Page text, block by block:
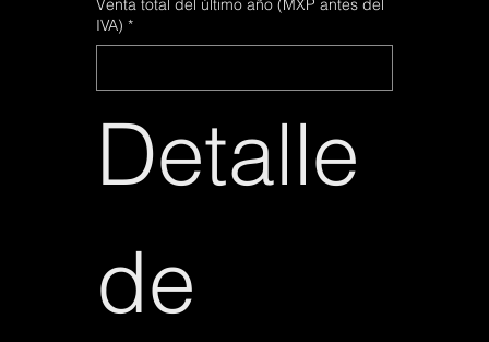
Venta total del último año (MXP antes del
IVA) *
Detalle
de
Venta total del último año (MXP antes del
IVA) *
Detalle
de